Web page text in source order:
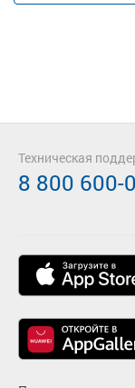
Техническая
8 800 600-